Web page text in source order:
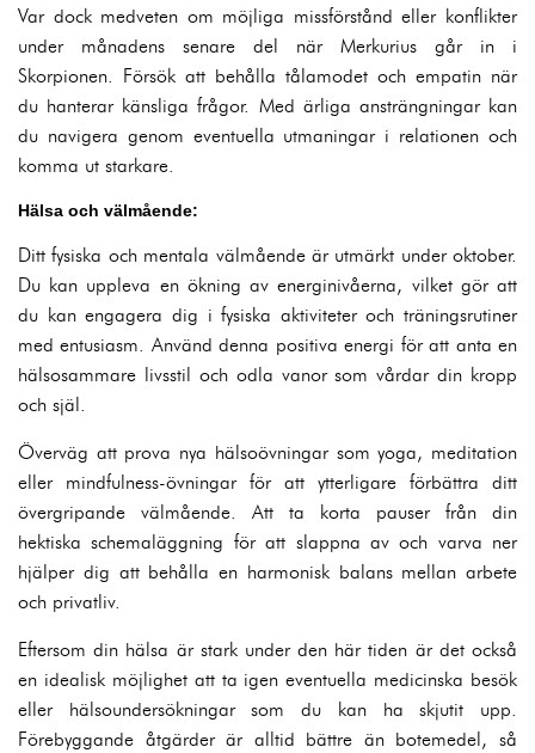
Var dock medveten om möjliga missförstånd eller konflikter
under månadens senare del när Merkurius går in i
Skorpionen. Försök att behålla tålamodet och empatin när
du hanterar känsliga frågor. Med ärliga ansträngningar kan
du navigera genom eventuella utmaningar i relationen och
komma ut starkare.
Hälsa och välmående:
Ditt fysiska och mentala välmående är utmärkt under oktober.
Du kan uppleva en ökning av energinivåerna, vilket gör att
du kan engagera dig i fysiska aktiviteter och träningsrutiner
med entusiasm. Använd denna positiva energi för att anta en
hälsosammare livsstil och odla vanor som vårdar din kropp
och själ.
Överväg att prova nya hälsoövningar som yoga, meditation
eller mindfulness-övningar för att ytterligare förbättra ditt
övergripande välmående. Att ta korta pauser från din
hektiska schemaläggning för att slappna av och varva ner
hjälper dig att behålla en harmonisk balans mellan arbete
och privatliv.
Eftersom din hälsa är stark under den här tiden är det också
en idealisk möjlighet att ta igen eventuella medicinska besök
eller hälsoundersökningar som du kan ha skjutit upp.
Förebyggande åtgärder är alltid bättre än botemedel, så